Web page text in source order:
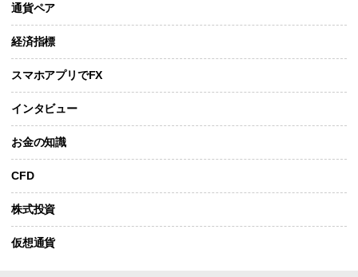
通貨ペア
経済指標
スマホアプリでFX
インタビュー
お金の知識
CFD
株式投資
仮想通貨